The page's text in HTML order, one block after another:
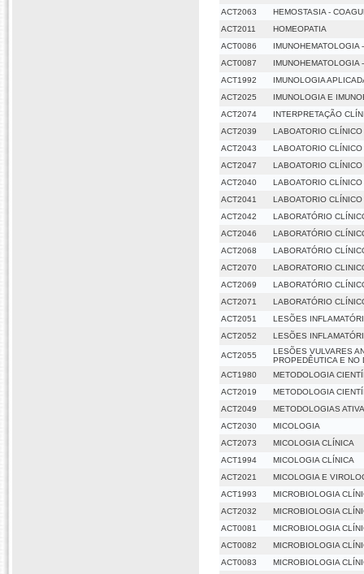
ACT2063
HEMOSTASIA -
ACT2011
HOMEOPATIA
ACT0086
IMUNOHEMATOLOGIA
ACT0087
IMUNOHEMATOLOGIA
ACT1992
IMUNOLOGIA
ACT2025
IMUNOLOGIA E
ACT2074
INTERPRETAÇÃO
ACT2039
LABOATORIO CLÍNICO
ACT2043
LABOATORIO CLÍNICO
ACT2047
LABOATORIO CLÍNICO
ACT2040
LABOATORIO CLÍNICO
ACT2041
LABOATORIO
ACT2042
LABORATÓRIO
ACT2046
LABORATÓRIO
ACT2068
LABORATÓRIO
ACT2070
LABORATORIO
ACT2069
LABORATÓRIO
ACT2071
LABORATÓRIO
ACT2051
LESÕES
ACT2052
LESÕES
ACT2055
LESÕES VULVARES
PROPEDÊUTICA E NO
ACT1980
METODOLOGIA
ACT2019
METODOLOGIA
ACT2049
METODOLOGIAS
ACT2030
MICOLOGIA
ACT2073
MICOLOGIA CLÍNICA
ACT1994
MICOLOGIA CLÍNICA
ACT2021
MICOLOGIA E
ACT1993
MICROBIOLOGIA
ACT2032
MICROBIOLOGIA
ACT0081
MICROBIOLOGIA
ACT0082
MICROBIOLOGIA
ACT0083
MICROBIOLOGIA